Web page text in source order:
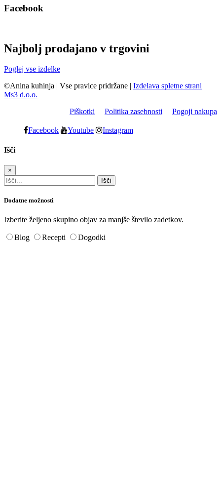
Facebook
Najbolj prodajano v trgovini
Poglej vse izdelke
©Anina kuhinja | Vse pravice pridržane | Izdelava spletne strani
Ms3 d.o.o.
Piškotki
Politika zasebnosti Pogoji nakupa
Facebook Youtube Instagram
Išči
×
Dodatne možnosti
Izberite željeno skupino objav za manjše število zadetkov.
Blog Recepti Dogodki